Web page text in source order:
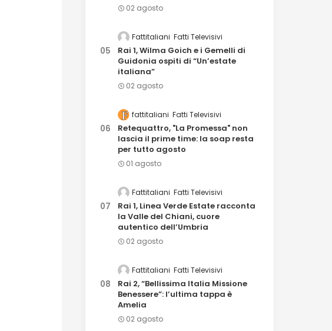
02 agosto
Fattitaliani Fatti Televisivi
Rai 1, Wilma Goich e i Gemelli di
Guidonia ospiti di “Un’estate
italiana”
02 agosto
fattitaliani Fatti Televisivi
Retequattro, "La Promessa" non
lascia il prime time: la soap resta
per tutto agosto
01 agosto
Fattitaliani Fatti Televisivi
Rai 1, Linea Verde Estate racconta
la Valle del Chiani, cuore
autentico dell’Umbria
02 agosto
Fattitaliani Fatti Televisivi
Rai 2, “Bellissima Italia Missione
Benessere”: l’ultima tappa è
Amelia
02 agosto